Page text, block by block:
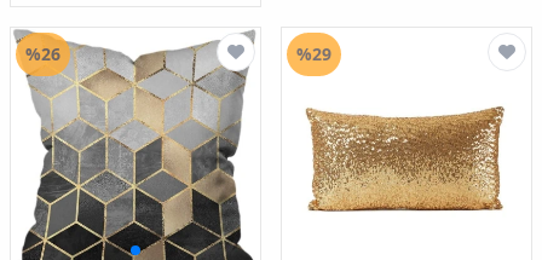
%29
%26